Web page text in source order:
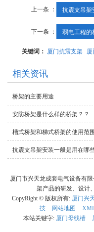
上一条 ： 抗震支吊架
下一条 ： 弱电工程的
关键词： 厦门抗震支架
相关资讯
桥架的主要用途
安防桥架是什么样的桥架？？
槽式桥架和梯式桥架的使用范
抗震支吊架安装一般是用在哪
厦门市兴天龙成套电气设备有
架产品的研发、设计
CopyRight © 版权所有: 厦门兴
技
网站地图
本站关键字: 厦门母线槽